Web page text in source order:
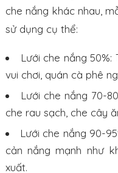
che nắng khác nhau,
sử dụng cụ thể:
Lưới che nắng
vui chơi, quán cà phê
Lưới che nắng 70-
che rau sạch, che cây
Lưới che nắng 90-
cản nắng mạnh như
xuất.